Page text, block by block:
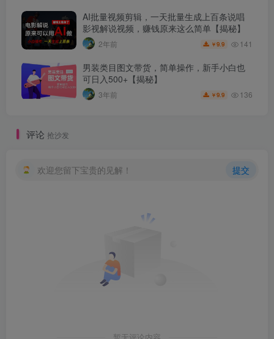
AI批量视频剪辑，一天批量生成上百条说唱
影视解说视频，赚钱原来这么简单【揭秘】
2年前 ￥9.9 141
男装类目图文带货，简单操作，新手小白也
可日入500+【揭秘】
3年前 ￥9.9 136
评论 抢沙发
欢迎您留下宝贵的见解！ 提交